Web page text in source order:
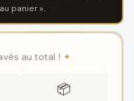
panier ».
au total ! ✦
📦